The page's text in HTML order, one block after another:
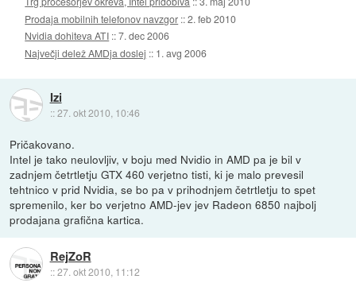
Prodaja mobilnih telefonov navzgor ::2. feb 2010
Nvidia dohiteva ATI ::7. dec 2006
Največji delež AMDja doslej :: 1. avg 2006
Izi
::27. okt 2010, 10:46
Pričakovano.
Intel je tako neulovljiv, v boju med Nvidio in AMD pa je bil v
zadnjem četrtletju GTX 460 verjetno tisti, ki je malo prevesil
tehtnico v prid Nvidia, se bo pa v prihodnjem četrtletju to spet
spremenilo, ker bo verjetno AMD-jev jev Radeon 6850 najbolj
prodajana grafična kartica.
RejZoR
::27. okt 2010, 11:12